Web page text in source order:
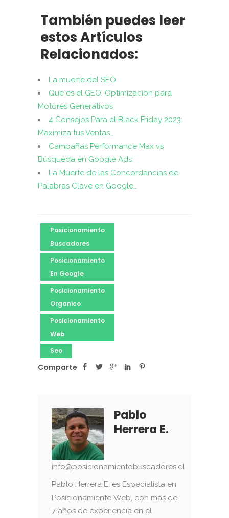
También puedes leer
estos Artículos
Relacionados:
La muerte del SEO
Qué es el GEO. Optimización para
Motores Generativos
4 Consejos Para el Black Friday 2023:
Maximiza tus Ventas…
Campañas Performance Max vs
Búsqueda en Google Ads:
La Muerte de las Concordancias de
Palabras Clave en Google…
Posicionamiento
Buscadores
Posicionamiento
En Google
Posicionamiento
Organico
Posicionamiento
Web
Seo
Comparte
Pablo
Herrera E.
info@posicionamientobuscadores.cl
Pablo Herrera E. es Especialista en
Posicionamiento Web, con más de
7 años de experiencia en el